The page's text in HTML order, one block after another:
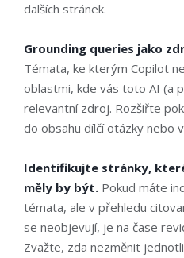
dalších stránek.
Grounding queries jako
Témata, ke kterým Copilot
oblastmi, kde vás toto AI (a
relevantní zdroj. Rozšiřte
do obsahu dílčí otázky nebo
Identifikujte stránky,
měly by být. Pokud máte
témata, ale v přehledu
se neobjevují, je na čase
Zvažte, zda nezměnit